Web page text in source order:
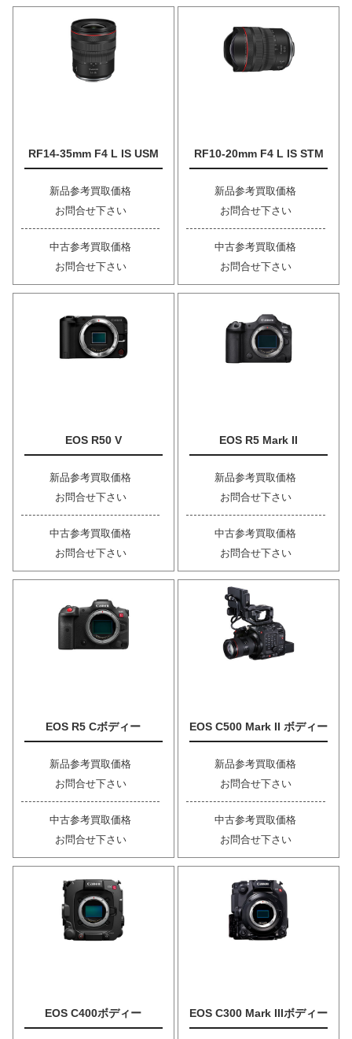
RF14-35mm F4 L IS USM
新品参考買取価格
お問合せ下さい
中古参考買取価格
お問合せ下さい
RF10-20mm F4 L IS STM
新品参考買取価格
お問合せ下さい
中古参考買取価格
お問合せ下さい
EOS R50 V
新品参考買取価格
お問合せ下さい
中古参考買取価格
お問合せ下さい
EOS R5 Mark II
新品参考買取価格
お問合せ下さい
中古参考買取価格
お問合せ下さい
EOS R5 Cボディー
新品参考買取価格
お問合せ下さい
中古参考買取価格
お問合せ下さい
EOS C500 Mark II ボディー
新品参考買取価格
お問合せ下さい
中古参考買取価格
お問合せ下さい
EOS C400ボディー EOS C300 Mark IIIボディー